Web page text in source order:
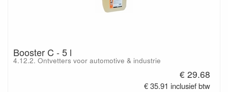
Booster C - 5 l
4.12.2. Ontvetters voor automotive & industrie
€ 29.68
€ 35.91 inclusief btw